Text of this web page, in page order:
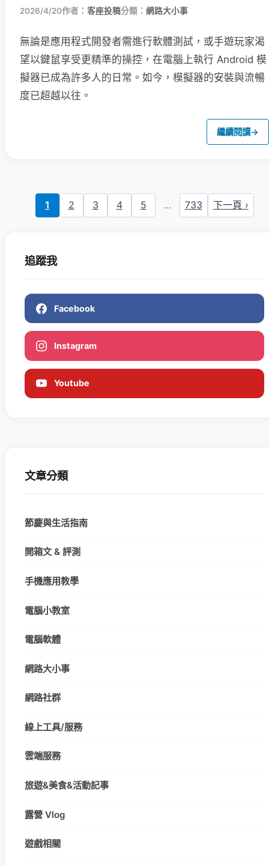
2026/4/20作者： 客座投稿分類： 網路大小事
無論是應用程式開發者需進行軟體測試，或手遊玩家渴
望以鍵鼠享受更精準的操控，在電腦上執行 Android 模
擬器已成為許多人的日常。如今，模擬器的安裝與流暢
度已超越以往。
繼續閱讀→
1 2 3 4 5 ... 733 下一頁 ›
追蹤我
Facebook
Instagram
Youtube
文章分類
節慶與生活指南
開箱文 & 評測
手機應用教學
電腦小教室
電腦軟體
網路大小事
網路社群
線上工具/服務
雲端服務
旅遊&美食&活動記事
露營 Vlog
遊戲相關